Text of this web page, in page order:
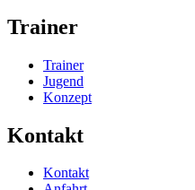
Trainer
Trainer
Jugend
Konzept
Kontakt
Kontakt